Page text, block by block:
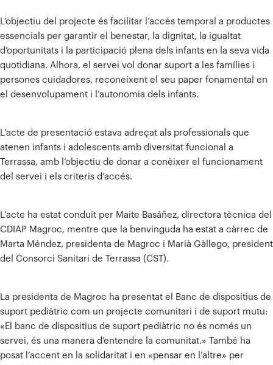
L’objectiu del projecte és facilitar l’accés temporal a productes
essencials per garantir el benestar, la dignitat, la igualtat
d’oportunitats i la participació plena dels infants en la seva vida
quotidiana. Alhora, el servei vol donar suport a les famílies i
persones cuidadores, reconeixent el seu paper fonamental en
el desenvolupament i l’autonomia dels infants.
L’acte de presentació estava adreçat als professionals que
atenen infants i adolescents amb diversitat funcional a
Terrassa, amb l’objectiu de donar a conèixer el funcionament
del servei i els criteris d’accés.
L’acte ha estat conduït per Maite Basáñez, directora tècnica del
CDIAP Magroc, mentre que la benvinguda ha estat a càrrec de
Marta Méndez, presidenta de Magroc i Marià Gàllego, president
del Consorci Sanitari de Terrassa (CST).
La presidenta de Magroc ha presentat el Banc de dispositius de
suport pediàtric com un projecte comunitari i de suport mutu:
«El banc de dispositius de suport pediàtric no és només un
servei, és una manera d’entendre la comunitat.» També ha
posat l’accent en la solidaritat i en «pensar en l’altre» per